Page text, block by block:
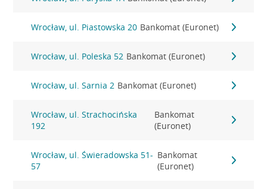
Wrocław, ul. Piastowska 20 Bankomat (Euronet)
Wrocław, ul. Poleska 52 Bankomat (Euronet)
Wrocław, ul. Sarnia 2 Bankomat (Euronet)
Wrocław, ul. Strachocińska
192
Bankomat
(Euronet)
Wrocław, ul. Świeradowska 51-
57
Bankomat
(Euronet)